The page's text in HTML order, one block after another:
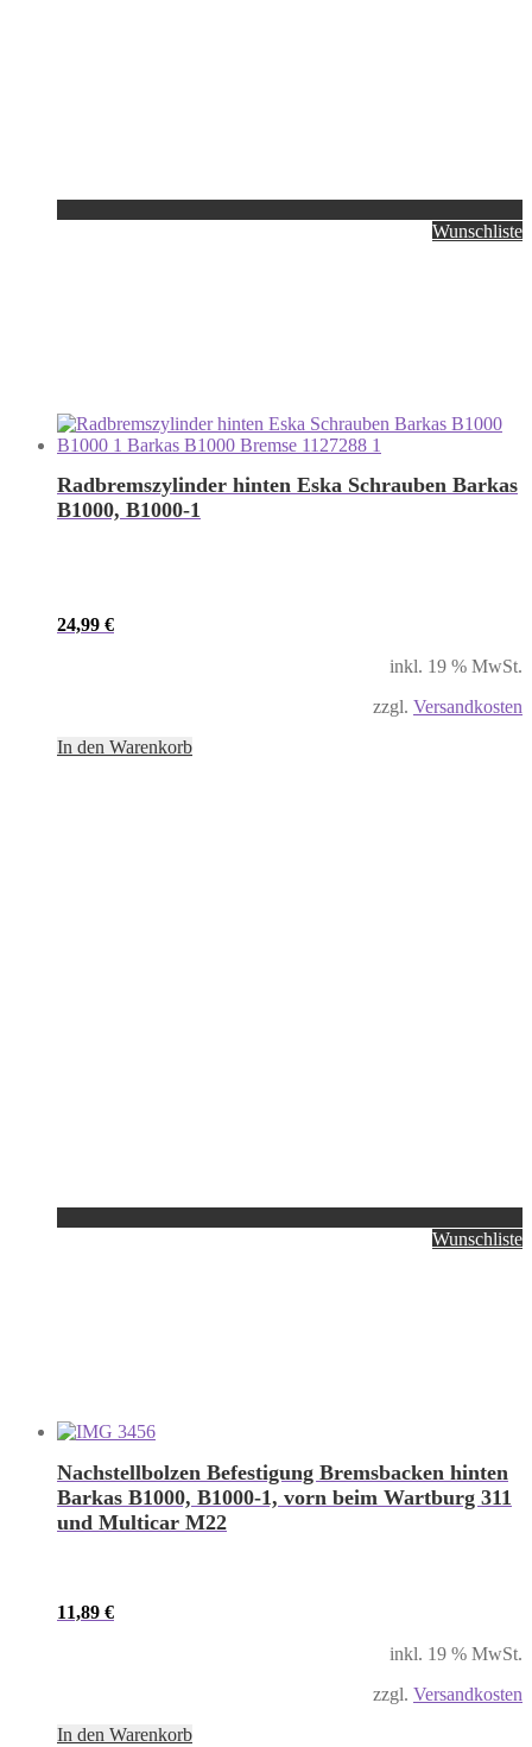
Wunschliste
Radbremszylinder hinten Eska Schrauben Barkas
B1000, B1000-1
24,99 €
inkl. 19 % MwSt.
zzgl. Versandkosten
In den Warenkorb
Wunschliste
Nachstellbolzen Befestigung Bremsbacken hinten
Barkas B1000, B1000-1, vorn beim Wartburg 311
und Multicar M22
11,89 €
inkl. 19 % MwSt.
zzgl. Versandkosten
In den Warenkorb